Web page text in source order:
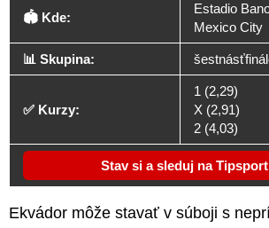
🏟️ Kde:
Estadio
Mexico City
📊 Skupina:
✅ Kurzy:
1 (2,29)
X (2,91)
2 (4,03)
Stav si a sleduj na
Ekvádor môže stavať v súboji s